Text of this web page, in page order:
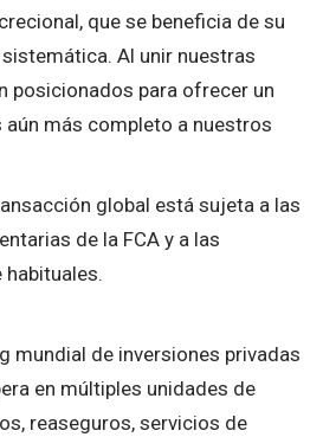
que se beneficia de su
Al unir nuestras
posicionados para ofrecer un
más completo a nuestros
global está sujeta a las
de la FCA y a las
mundial de inversiones privadas
en múltiples unidades de
reaseguros, servicios de